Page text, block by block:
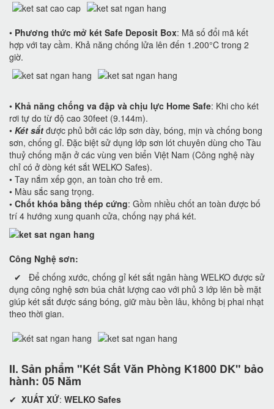
• Phương thức mở két Safe Deposit Box: Mã số đổi mã kết
hợp với tay cầm. Khả năng chống lửa lên đến 1.200°C trong 2
giờ.
• Khả năng chống va đập và chịu lực Home Safe: Khi cho két
rơi tự do từ độ cao 30feet (9.144m).
• Két sắt được phủ bởi các lớp sơn dày, bóng, mịn và chống bong
sơn, chống gỉ. Đặc biệt sử dụng lớp sơn lót chuyên dùng cho Tàu
thuỷ chống mặn ở các vùng ven biển Việt Nam (Công nghệ này
chỉ có ở dòng két sắt WELKO Safes).
• Tay nắm xếp gọn, an toàn cho trẻ em.
• Màu sắc sang trọng.
• Chốt khóa bằng thép cứng: Gồm nhiều chốt an toàn được bố
trí 4 hướng xung quanh cửa, chống nạy phá két.
Công Nghệ sơn:
✔ Để chống xước, chống gỉ két sắt ngân hàng WELKO được sử
dụng công nghệ sơn búa chât lượng cao với phủ 3 lớp lên bề mặt
giúp két sắt được sáng bóng, giữ màu bền lâu, không bị phai nhạt
theo thời gian.
II. Sản phẩm "Két Sắt Văn Phòng K1800 DK" bảo
hành: 05 Năm
✔ XUẤT XỨ: WELKO Safes